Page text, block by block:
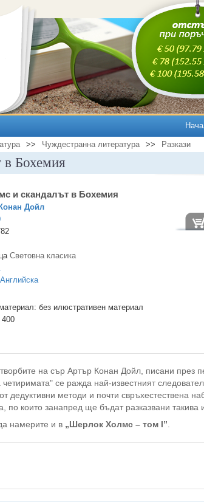
>> Чуждестранна литература >> Разкази
Бохемия
и скандалът в Бохемия
Дойл
Световна класика
Английска
без илюстративен материал
400
на сър Артър Конан Дойл, писани през
се ражда най-известният
дедуктивни методи и почти свръхестествена
по които занапред ще бъдат разказвани такива
намерите и в „Шерлок Холмс – том I”